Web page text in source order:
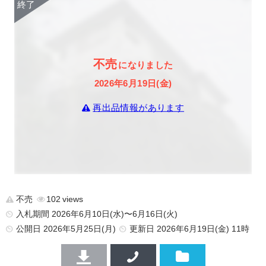
不売になりました
2026年6月19日(金)
再出品情報があります
不売
102
入札期間 2026年6月10日(水)〜6月16日(火)
公開日 2026年5月25日(月) 更新日 2026年6月19日(金) 11時